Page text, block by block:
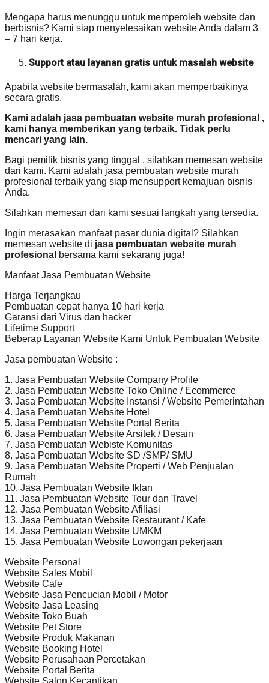
Mengapa harus menunggu untuk memperoleh website dan
berbisnis? Kami siap menyelesaikan website Anda dalam 3
– 7 hari kerja.
Support atau layanan gratis untuk masalah website
Apabila website bermasalah, kami akan memperbaikinya
secara gratis.
Kami adalah jasa pembuatan website murah profesional ,
kami hanya memberikan yang terbaik. Tidak perlu
mencari yang lain.
Bagi pemilik bisnis yang tinggal , silahkan memesan website
dari kami. Kami adalah jasa pembuatan website murah
profesional terbaik yang siap mensupport kemajuan bisnis
Anda.
Silahkan memesan dari kami sesuai langkah yang tersedia.
Ingin merasakan manfaat pasar dunia digital? Silahkan
memesan website di jasa pembuatan website murah
profesional bersama kami sekarang juga!
Manfaat Jasa Pembuatan Website
Harga Terjangkau
Pembuatan cepat hanya 10 hari kerja
Garansi dari Virus dan hacker
Lifetime Support
Beberap Layanan Website Kami Untuk Pembuatan Website
Jasa pembuatan Website :
1. Jasa Pembuatan Website Company Profile
2. Jasa Pembuatan Website Toko Online / Ecommerce
3. Jasa Pembuatan Website Instansi / Website Pemerintahan
4. Jasa Pembuatan Website Hotel
5. Jasa Pembuatan Website Portal Berita
6. Jasa Pembuatan Website Arsitek / Desain
7. Jasa Pembuatan Webiste Komunitas
8. Jasa Pembuatan Website SD /SMP/ SMU
9. Jasa Pembuatan Website Properti / Web Penjualan
Rumah
10. Jasa Pembuatan Website Iklan
11. Jasa Pembuatan Website Tour dan Travel
12. Jasa Pembuatan Website Afiliasi
13. Jasa Pembuatan Website Restaurant / Kafe
14. Jasa Pembuatan Website UMKM
15. Jasa Pembuatan Website Lowongan pekerjaan
Website Personal
Website Sales Mobil
Website Cafe
Website Jasa Pencucian Mobil / Motor
Website Jasa Leasing
Website Toko Buah
Website Pet Store
Website Produk Makanan
Website Booking Hotel
Website Perusahaan Percetakan
Website Portal Berita
Website Salon Kecantikan